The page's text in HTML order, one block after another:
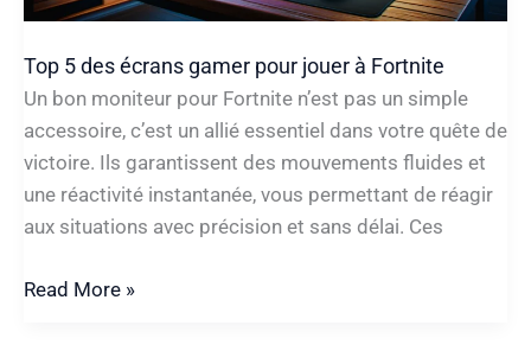
Top 5 des écrans gamer pour jouer à Fortnite
Un bon moniteur pour Fortnite n’est pas un simple
accessoire, c’est un allié essentiel dans votre quête de
victoire. Ils garantissent des mouvements fluides et
une réactivité instantanée, vous permettant de réagir
aux situations avec précision et sans délai. Ces
Top
Read More »